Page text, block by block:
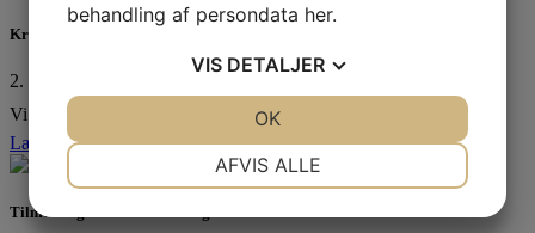
Kredsmesterskab 2025
2. september 2025
Vi har været til Kredsmesterskab! ❤️⛵ I Tera Pro tog…
Læs mere »
Tilmelding til teoretisk duelighedsbevis er åben
behandling af persondata her.
VIS DETALJER
AFVIS ALLE
OK